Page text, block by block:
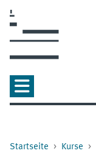
Startseite Kurse